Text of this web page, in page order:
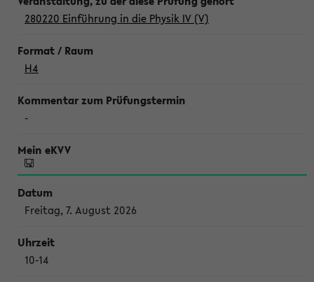
280220 Einführung in die Physik IV (V)
H4
-
Freitag, 7. August 2026
10-14